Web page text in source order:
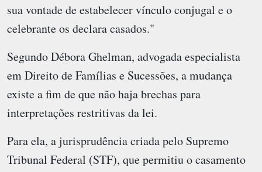
sua vontade de estabelecer vínculo conjugal e o
celebrante os declara casados."
Segundo Débora Ghelman, advogada especialista
em Direito de Famílias e Sucessões, a mudança
existe a fim de que não haja brechas para
interpretações restritivas da lei.
Para ela, a jurisprudência criada pelo Supremo
Tribunal Federal (STF), que permitiu o casamento